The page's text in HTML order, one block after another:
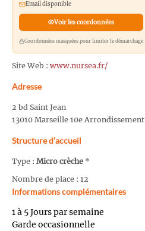
Email disponible
Voir les coordonnées
Coordonnées masquées pour limiter le démarchage
Site Web : www.nursea.fr/
Adresse
2 bd Saint Jean
13010 Marseille 10e Arrondissement
Structure d’accueil
Type : Micro crèche *
Nombre de place : 12
Informations complémentaires
1 à 5 Jours par semaine
Garde occasionnelle